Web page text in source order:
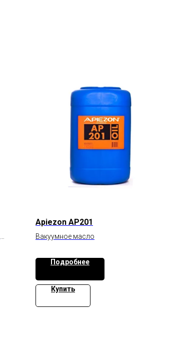
Apiezon AP201
Вакуумное масло
Подробнее
Купить